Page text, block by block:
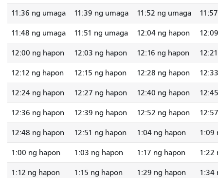
11:36 ng umaga 11:39 ng umaga 11:52 ng umaga
11:48 ng umaga 11:51 ng umaga 12:04 ng hapon
12:00 ng hapon 12:03 ng hapon 12:16 ng hapon
12:12 ng hapon 12:15 ng hapon 12:28 ng hapon
12:24 ng hapon 12:27 ng hapon 12:40 ng hapon
12:36 ng hapon 12:39 ng hapon 12:52 ng hapon
12:48 ng hapon 12:51 ng hapon 1:04 ng hapon 1:09
1:00 ng hapon 1:03 ng hapon 1:17 ng hapon 1:22
1:12 ng hapon 1:15 ng hapon 1:29 ng hapon 1:34